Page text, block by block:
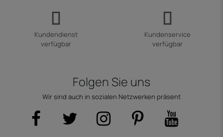
Kundendienst
verfügbar
Kundenservice
verfügbar
Folgen Sie uns
Wir sind auch in sozialen Netzwerken präsent